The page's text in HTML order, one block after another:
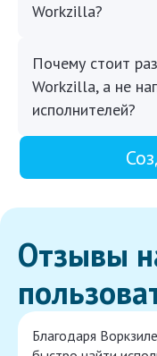
Workzilla?
Почему стоит
Workzilla, а не
исполнителей?
Отзывы
Благодаря